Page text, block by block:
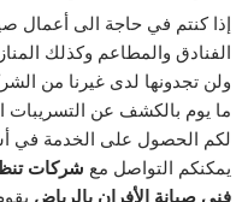
إذا كنتم في حاجة الى أعمال
الفنادق والمطاعم وكذلك
ولن تجدونها لدى غيرنا من
ما يوم بالكشف عن التسريبات
لكم الحصول على الخدمة في
يمكنكم التواصل مع شركات
فني صيانة الأفران بالرياض